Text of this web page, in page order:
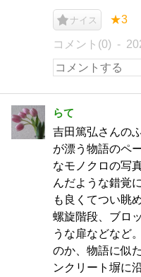
ナイス ★3
コメント(0)
らて
吉田篤弘さんの
が漂う物語のペ
なモノクロの写
んだような錯覚
も良くてつい眺
螺旋階段、ブロ
うな扉などなど
のか、物語に似
ンクリート塀に